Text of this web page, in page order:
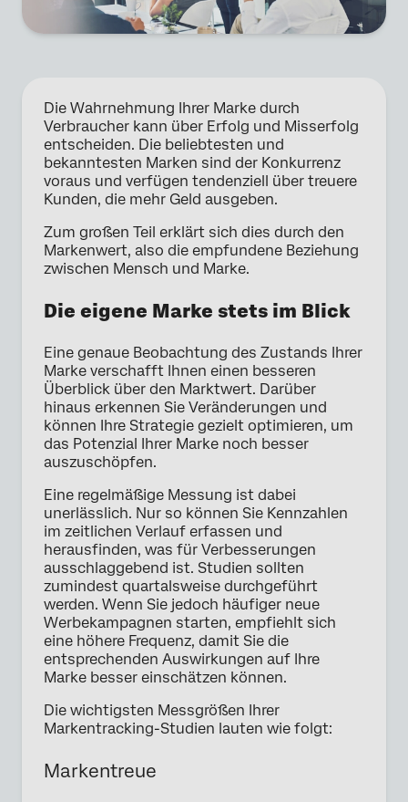
Die Wahrnehmung Ihrer Marke durch
Verbraucher kann über Erfolg und Misserfolg
entscheiden. Die beliebtesten und
bekanntesten Marken sind der Konkurrenz
voraus und verfügen tendenziell über treuere
Kunden, die mehr Geld ausgeben.
Zum großen Teil erklärt sich dies durch den
Markenwert, also die empfundene Beziehung
zwischen Mensch und Marke.
Die eigene Marke stets im Blick
Eine genaue Beobachtung des Zustands Ihrer
Marke verschafft Ihnen einen besseren
Überblick über den Marktwert. Darüber
hinaus erkennen Sie Veränderungen und
können Ihre Strategie gezielt optimieren, um
das Potenzial Ihrer Marke noch besser
auszuschöpfen.
Eine regelmäßige Messung ist dabei
unerlässlich. Nur so können Sie Kennzahlen
im zeitlichen Verlauf erfassen und
herausfinden, was für Verbesserungen
ausschlaggebend ist. Studien sollten
zumindest quartalsweise durchgeführt
werden. Wenn Sie jedoch häufiger neue
Werbekampagnen starten, empfiehlt sich
eine höhere Frequenz, damit Sie die
entsprechenden Auswirkungen auf Ihre
Marke besser einschätzen können.
Die wichtigsten Messgrößen Ihrer
Markentracking-Studien lauten wie folgt:
Markentreue